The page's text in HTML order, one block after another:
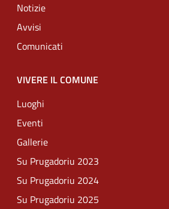
Notizie
Avvisi
Comunicati
VIVERE IL COMUNE
Luoghi
Eventi
Gallerie
Su Prugadoriu 2023
Su Prugadoriu 2024
Su Prugadoriu 2025